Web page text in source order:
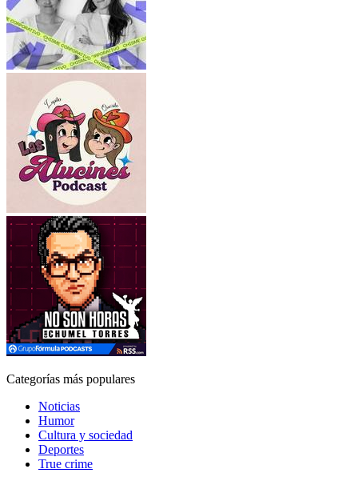
Categorías más populares
Noticias
Humor
Cultura y sociedad
Deportes
True crime